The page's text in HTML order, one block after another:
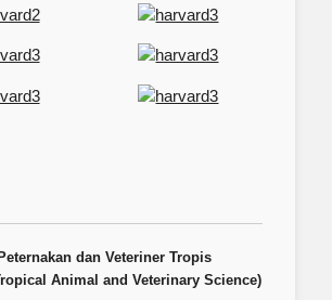
dan Veteriner Tropis
Animal and Veterinary Science)